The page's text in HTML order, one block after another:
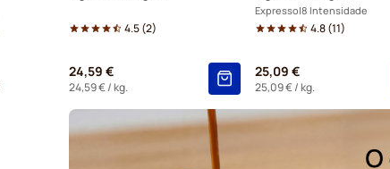
4.5(2)
24,59 €
24,59 €/ kg.
Expresso 8 Intensidade
4.8(11)
25,09 €
25,09 €/ kg.